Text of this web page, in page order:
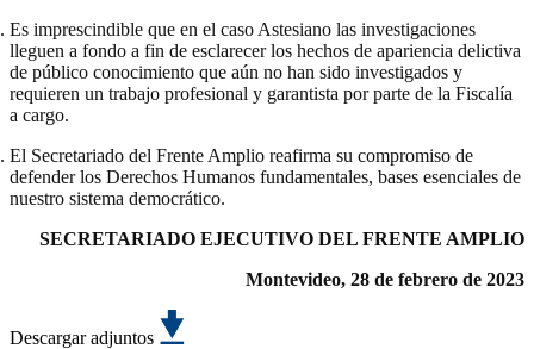
Es imprescindible que en el caso Astesiano las investigaciones
lleguen a fondo a fin de esclarecer los hechos de apariencia delictiva
de público conocimiento que aún no han sido investigados y
requieren un trabajo profesional y garantista por parte de la Fiscalía
a cargo.
El Secretariado del Frente Amplio reafirma su compromiso de
defender los Derechos Humanos fundamentales, bases esenciales de
nuestro sistema democrático.
SECRETARIADO EJECUTIVO DEL FRENTE AMPLIO
Montevideo, 28 de febrero de 2023
Descargar adjuntos